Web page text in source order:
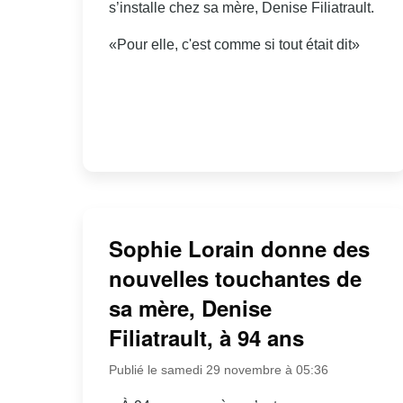
s’installe chez sa mère, Denise Filiatrault.
«Pour elle, c'est comme si tout était dit»
Sophie Lorain donne des
nouvelles touchantes de
sa mère, Denise
Filiatrault, à 94 ans
Publié le samedi 29 novembre à 05:36